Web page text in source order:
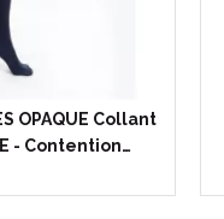
OPAQUE Collant
- Contention…